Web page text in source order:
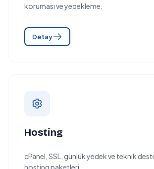
koruması ve yedekleme.
Detay
Hosting
cPanel, SSL, günlük yedek ve teknik
hosting paketleri.